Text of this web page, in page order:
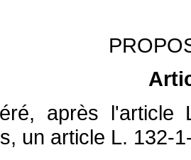
après l'article
un article L. 132-